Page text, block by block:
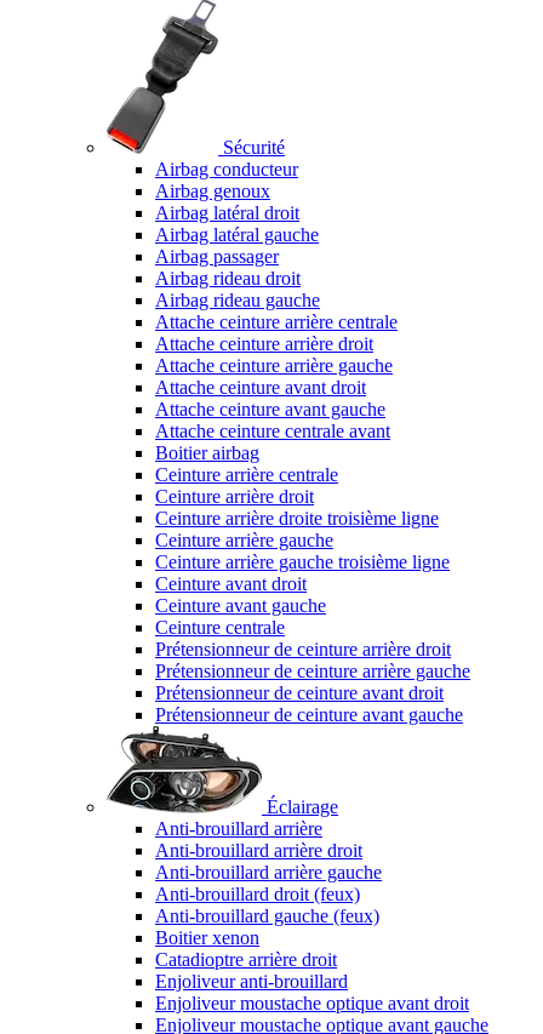
Sécurité
Airbag conducteur
Airbag genoux
Airbag latéral droit
Airbag latéral gauche
Airbag passager
Airbag rideau droit
Airbag rideau gauche
Attache ceinture arrière centrale
Attache ceinture arrière droit
Attache ceinture arrière gauche
Attache ceinture avant droit
Attache ceinture avant gauche
Attache ceinture centrale avant
Boitier airbag
Ceinture arrière centrale
Ceinture arrière droit
Ceinture arrière droite troisième ligne
Ceinture arrière gauche
Ceinture arrière gauche troisième ligne
Ceinture avant droit
Ceinture avant gauche
Ceinture centrale
Prétensionneur de ceinture arrière droit
Prétensionneur de ceinture arrière gauche
Prétensionneur de ceinture avant droit
Prétensionneur de ceinture avant gauche
Éclairage
Anti-brouillard arrière
Anti-brouillard arrière droit
Anti-brouillard arrière gauche
Anti-brouillard droit (feux)
Anti-brouillard gauche (feux)
Boitier xenon
Catadioptre arrière droit
Enjoliveur anti-brouillard
Enjoliveur moustache optique avant droit
Enjoliveur moustache optique avant gauche